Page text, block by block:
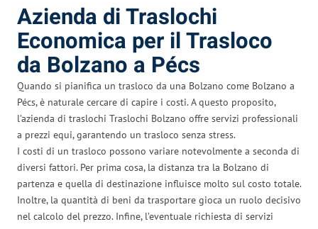
Azienda di Traslochi
Economica per il Trasloco
da Bolzano a Pécs
Quando si pianifica un trasloco da una Bolzano come Bolzano a
Pécs, è naturale cercare di capire i costi. A questo proposito,
l’azienda di traslochi Traslochi Bolzano offre servizi professionali
a prezzi equi, garantendo un trasloco senza stress.
I costi di un trasloco possono variare notevolmente a seconda di
diversi fattori. Per prima cosa, la distanza tra la Bolzano di
partenza e quella di destinazione influisce molto sul costo totale.
Inoltre, la quantità di beni da trasportare gioca un ruolo decisivo
nel calcolo del prezzo. Infine, l’eventuale richiesta di servizi